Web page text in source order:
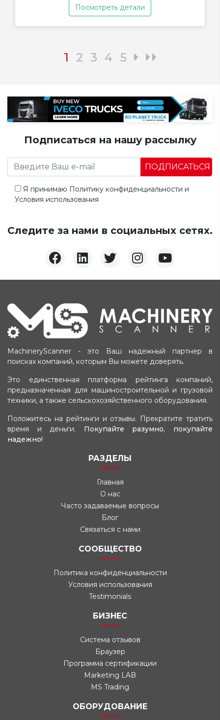
Посмотреть детали
1 2 3 4 5
Подписаться на нашу рассылку
ПОДПИСАТЬСЯ
Я принимаю Политику конфиденциальности и
Условия использования
Следите за нами в социальных сетях.
MachineryScanner - это Ваш надежный партнер в
поисках компаний, которым Вы можете доверять.
Это единственная платформа рейтинга компаний,
предназначенная для машиностроительной и грузовой
техники, а также сельскохозяйственного оборудования.
Положитесь на рейтинги и отзывы. Прекратите тратить
время и деньги. Покупайте разумно, покупайте
надежно!
РАЗДЕЛЫ
Главная
О нас
Часто задаваемые вопросы
Блог
Связаться с нами
СООБЩЕСТВО
Политика конфиденциальности
Условия использования
Testimonials
БИЗНЕС
Система отзывов
Браузер
Программа сертификации
Marketing LAB
MS Trading
ОБОРУДОВАНИЕ